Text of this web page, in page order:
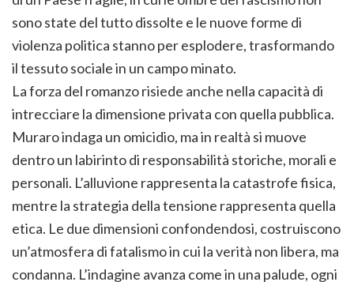
sono state del tutto dissolte e le nuove forme di
violenza politica stanno per esplodere, trasformando
il tessuto sociale in un campo minato.
La forza del romanzo risiede anche nella capacità di
intrecciare la dimensione privata con quella pubblica.
Muraro indaga un omicidio, ma in realtà si muove
dentro un labirinto di responsabilità storiche, morali e
personali. L’alluvione rappresenta la catastrofe fisica,
mentre la strategia della tensione rappresenta quella
etica. Le due dimensioni confondendosi, costruiscono
un’atmosfera di fatalismo in cui la verità non libera, ma
condanna. L’indagine avanza come in una palude, ogni